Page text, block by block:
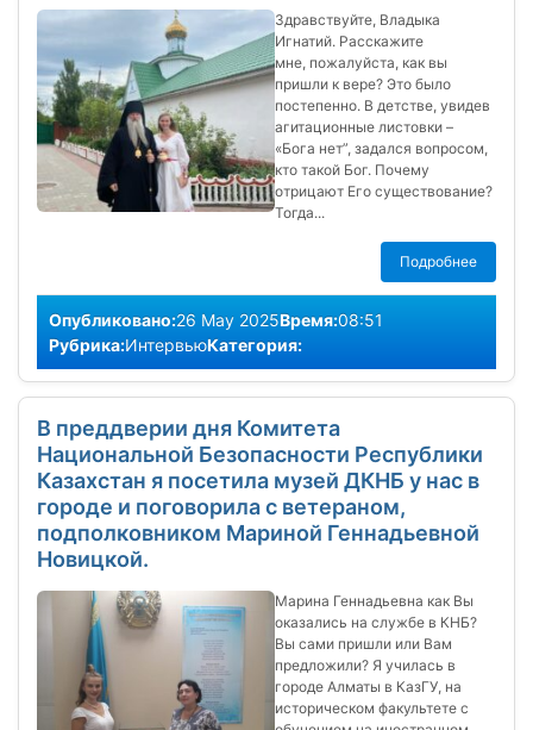
Здравствуйте, Владыка
Игнатий. Расскажите
мне, пожалуйста, как вы
пришли к вере? Это было
постепенно. В детстве, увидев
агитационные листовки –
«Бога нет”, задался вопросом,
кто такой Бог. Почему
отрицают Его существование?
Тогда...
Подробнее
Опубликовано:26 May 2025Время:08:51
Рубрика:ИнтервьюКатегория:
В преддверии дня Комитета
Национальной Безопасности Республики
Казахстан я посетила музей ДКНБ у нас в
городе и поговорила с ветераном,
подполковником Мариной Геннадьевной
Новицкой.
Марина Геннадьевна как Вы
оказались на службе в КНБ?
Вы сами пришли или Вам
предложили? Я училась в
городе Алматы в КазГУ, на
историческом факультете с